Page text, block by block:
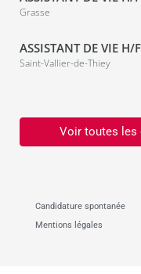
Grasse
ASSISTANT DE VIE
Saint-Vallier-de-Thiey
Voir toutes les
Candidature spontanée
Mentions légales